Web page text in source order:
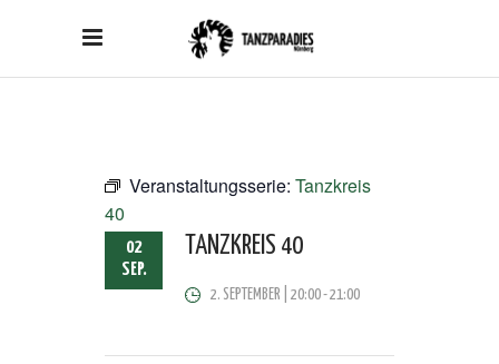
Veranstaltungsserie: Tanzkreis
40
02
SEP.
TANZKREIS 40
2. SEPTEMBER | 20:00-21:00